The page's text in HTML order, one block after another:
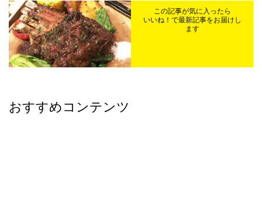
この記事が気に入ったら
いいね！で最新記事をお届けし
ます
おすすめコンテンツ